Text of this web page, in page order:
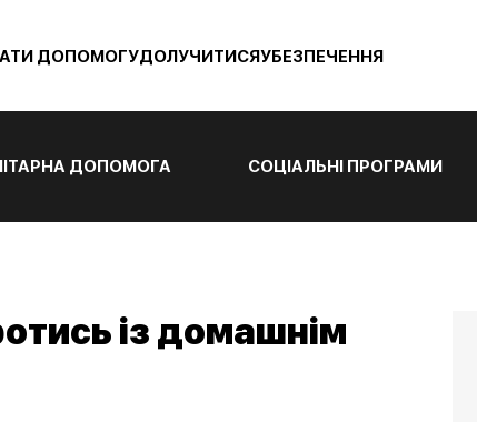
ДОПОМОГУДОЛУЧИТИСЯУБЕЗПЕЧЕННЯ
ДОПОМОГА СОЦІАЛЬНІ ПРОГРАМИ
із домашнім